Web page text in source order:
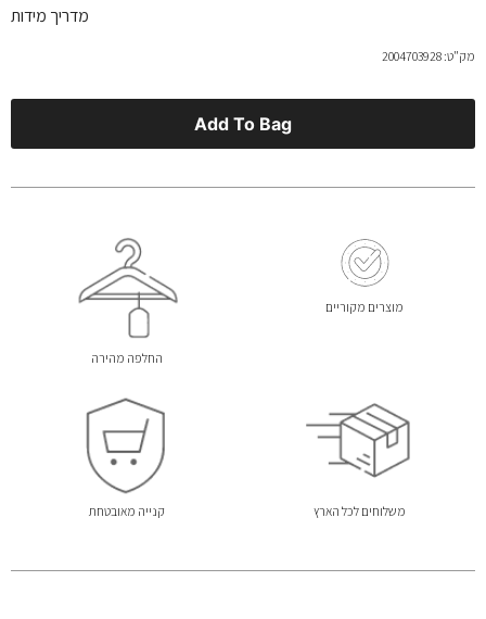
מדריך מידות
מק"ט: 2004703928
Add To Bag
מוצרים מקוריים
החלפה מהירה
משלוחים לכל הארץ קנייה מאובטחת